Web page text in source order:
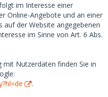
im Interesse einer
Online-Angebote und an einer
der Website angegebenen
im Sinne von Art. 6 Abs.
Nutzerdaten finden Sie in
.